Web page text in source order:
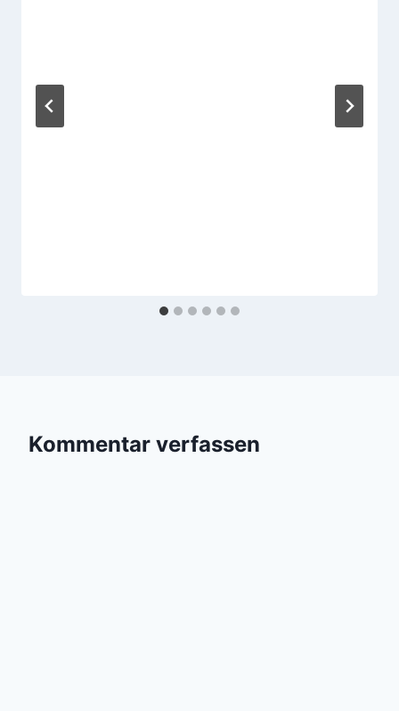
Kommentar verfassen